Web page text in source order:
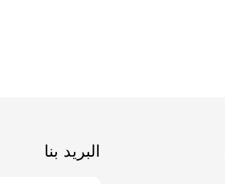
البريد بنا